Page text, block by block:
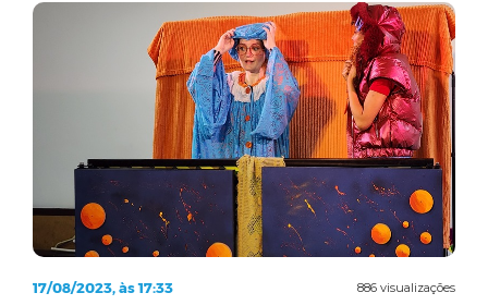
886 visualizações
17/08/2023, às 17:33